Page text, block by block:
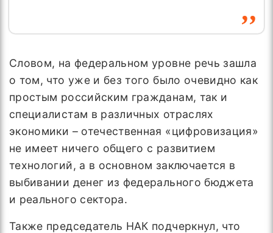
Словом, на федеральном уровне речь зашла
о том, что уже и без того было очевидно как
простым российским гражданам, так и
специалистам в различных отраслях
экономики – отечественная «цифровизация»
не имеет ничего общего с развитием
технологий, а в основном заключается в
выбивании денег из федерального бюджета
и реального сектора.
Также председатель НАК подчеркнул, что